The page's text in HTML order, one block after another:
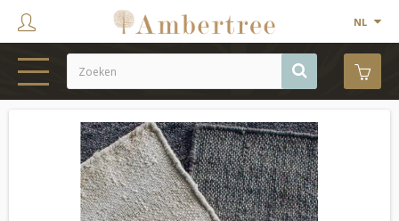
NL
SHOWROOM